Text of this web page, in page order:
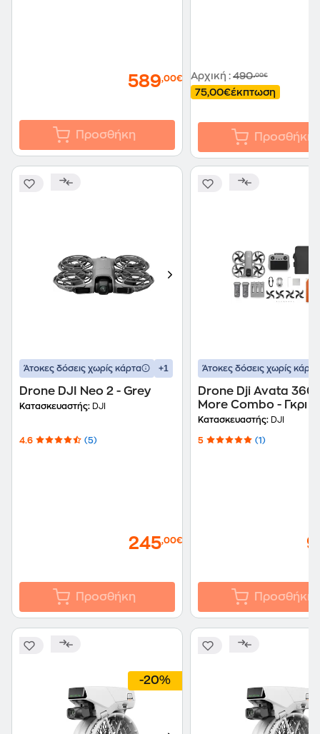
589,00€
Προσθήκη
Αρχική : 490,00€
75,00€έκπτωση
Προσθήκη
Άτοκες δόσεις χωρίς κάρτα +1
Drone DJI Neo 2 - Grey
Κατασκευαστής: DJI
4.6 (5)
245,00€
Προσθήκη
Άτοκες δόσεις χωρίς κάρτα
Drone Dji Avata 360
More Combo - Γκρι
Κατασκευαστής: DJI
5 (1)
Προσθήκη
-20%